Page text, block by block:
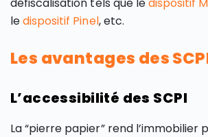
ledispositif Pinel, etc.
Les avantages des
L’accessibilité des SCPI
La “pierre papier” rend l’immobilier